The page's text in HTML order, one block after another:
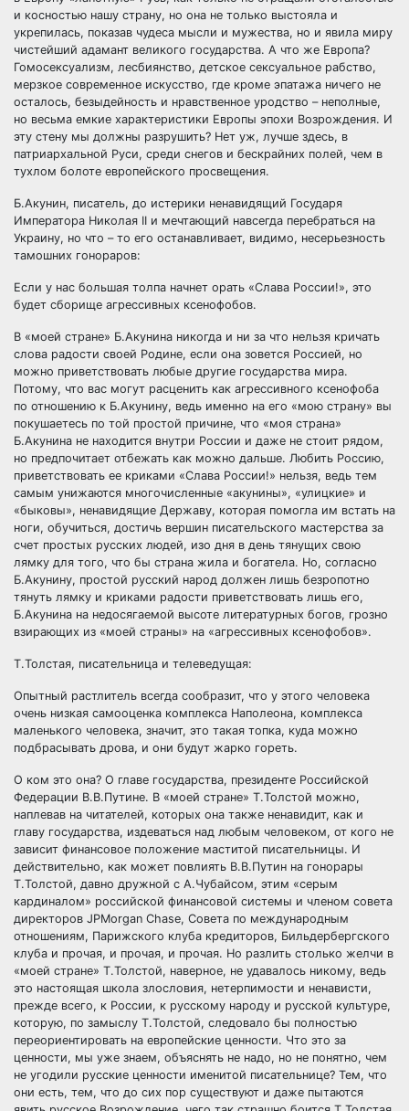
и косностью нашу страну, но она не только выстояла и
укрепилась, показав чудеса мысли и мужества, но и явила миру
чистейший адамант великого государства. А что же Европа?
Гомосексуализм, лесбиянство, детское сексуальное рабство,
мерзкое современное искусство, где кроме эпатажа ничего не
осталось, безыдейность и нравственное уродство – неполные,
но весьма емкие характеристики Европы эпохи Возрождения. И
эту стену мы должны разрушить? Нет уж, лучше здесь, в
патриархальной Руси, среди снегов и бескрайних полей, чем в
тухлом болоте европейского просвещения.
Б.Акунин, писатель, до истерики ненавидящий Государя
Императора Николая II и мечтающий навсегда перебраться на
Украину, но что – то его останавливает, видимо, несерьезность
тамошних гонораров:
Если у нас большая толпа начнет орать «Слава России!», это
будет сборище агрессивных ксенофобов.
В «моей стране» Б.Акунина никогда и ни за что нельзя кричать
слова радости своей Родине, если она зовется Россией, но
можно приветствовать любые другие государства мира.
Потому, что вас могут расценить как агрессивного ксенофоба
по отношению к Б.Акунину, ведь именно на его «мою страну» вы
покушаетесь по той простой причине, что «моя страна»
Б.Акунина не находится внутри России и даже не стоит рядом,
но предпочитает отбежать как можно дальше. Любить Россию,
приветствовать ее криками «Слава России!» нельзя, ведь тем
самым унижаются многочисленные «акунины», «улицкие» и
«быковы», ненавидящие Державу, которая помогла им встать на
ноги, обучиться, достичь вершин писательского мастерства за
счет простых русских людей, изо дня в день тянущих свою
лямку для того, что бы страна жила и богатела. Но, согласно
Б.Акунину, простой русский народ должен лишь безропотно
тянуть лямку и криками радости приветствовать лишь его,
Б.Акунина на недосягаемой высоте литературных богов, грозно
взирающих из «моей страны» на «агрессивных ксенофобов».
Т.Толстая, писательница и телеведущая:
Опытный растлитель всегда сообразит, что у этого человека
очень низкая самооценка комплекса Наполеона, комплекса
маленького человека, значит, это такая топка, куда можно
подбрасывать дрова, и они будут жарко гореть.
О ком это она? О главе государства, президенте Российской
Федерации В.В.Путине. В «моей стране» Т.Толстой можно,
наплевав на читателей, которых она также ненавидит, как и
главу государства, издеваться над любым человеком, от кого не
зависит финансовое положение маститой писательницы. И
действительно, как может повлиять В.В.Путин на гонорары
Т.Толстой, давно дружной с А.Чубайсом, этим «серым
кардиналом» российской финансовой системы и членом совета
директоров JPMorgan Chase, Совета по международным
отношениям, Парижского клуба кредиторов, Бильдербергского
клуба и прочая, и прочая, и прочая. Но разлить столько желчи в
«моей стране» Т.Толстой, наверное, не удавалось никому, ведь
это настоящая школа злословия, нетерпимости и ненависти,
прежде всего, к России, к русскому народу и русской культуре,
которую, по замыслу Т.Толстой, следовало бы полностью
переориентировать на европейские ценности. Что это за
ценности, мы уже знаем, объяснять не надо, но не понятно, чем
не угодили русские ценности именитой писательнице? Тем, что
они есть, тем, что до сих пор существуют и даже пытаются